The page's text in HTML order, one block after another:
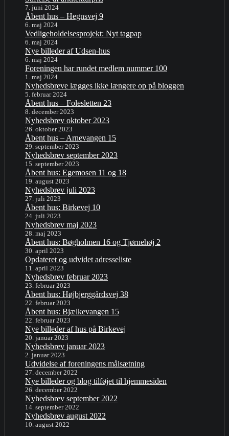
7. juni 2024
Åbent hus – Hegnsvej 9
6. maj 2024
Vedligeholdelsesprojekt: Nyt tagpap
6. maj 2024
Nye billeder af Udsen-hus
6. maj 2024
Foreningen har rundet medlem nummer 100
1. maj 2024
Nyhedsbreve lægges ikke længere op på bloggen
5. februar 2024
Åbent hus – Folesletten 23
8. december 2023
Nyhedsbrev oktober 2023
26. oktober 2023
Åbent hus – Arnevangen 15
29. september 2023
Nyhedsbrev september 2023
15. september 2023
Åbent hus: Egemosen 11 og 18
19. august 2023
Nyhedsbrev juli 2023
27. juli 2023
Åbent hus: Birkevej 10
24. juli 2023
Nyhedsbrev maj 2023
28. maj 2023
Åbent hus: Bøgholmen 16 og Tjørnehøj 2
30. april 2023
Opdateret og udvidet adresseliste
11. april 2023
Nyhedsbrev februar 2023
23. februar 2023
Åbent hus: Højbjerggårdsvej 38
22. februar 2023
Åbent hus: Bjælkevangen 15
22. februar 2023
Nye billeder af hus på Birkevej
20. januar 2023
Nyhedsbrev januar 2023
2. januar 2023
Udvidelse af foreningens målsætning
27. december 2022
Nye billeder og blog tilføjet til hjemmesiden
26. december 2022
Nyhedsbrev september 2022
14. september 2022
Nyhedsbrev august 2022
10. august 2022